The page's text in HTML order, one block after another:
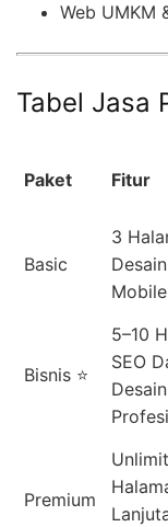
Web UMKM
Tabel Jasa
Paket Fitur
Basic
3
Bisnis ⭐
5–10
SEO
Desain
Premium